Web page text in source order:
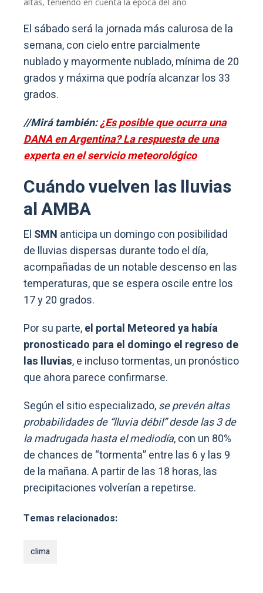
El sábado será la jornada más calurosa de la
semana, con cielo entre parcialmente
nublado y mayormente nublado, mínima de 20
grados y máxima que podría alcanzar los 33
grados.
//Mirá también:¿Es posible que ocurra una
DANA en Argentina? La respuesta de una
experta en el servicio meteorológico
Cuándo vuelven las lluvias
al AMBA
El SMN anticipa un domingo con posibilidad
de lluvias dispersas durante todo el día,
acompañadas de un notable descenso en las
temperaturas, que se espera oscile entre los
17 y 20 grados.
Por su parte,el portal Meteored ya había
pronosticado para el domingo el regreso de
las lluvias, e incluso tormentas, un pronóstico
que ahora parece confirmarse.
Según el sitio especializado,se prevén altas
probabilidades de “lluvia débil” desde las 3 de
la madrugada hasta el mediodía, con un 80%
de chances de “tormenta” entre las 6 y las 9
de la mañana. A partir de las 18 horas, las
precipitaciones volverían a repetirse.
Temas relacionados:
clima